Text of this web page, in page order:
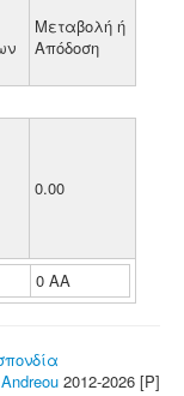
Μεταβολή ή
Απόδοση
0.00
0 ΑΑ
2012-2026 [P]